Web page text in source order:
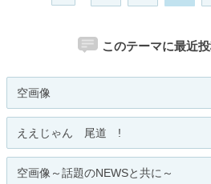
このテーマに最近
空画像
ええじゃん 尾道 !
空画像～話題のNEWSと共に～